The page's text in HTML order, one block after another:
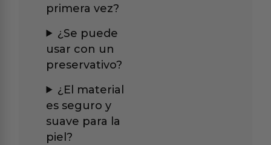
primera vez?
¿Se puede
usar con un
preservativo?
¿El material
es seguro y
suave para la
piel?